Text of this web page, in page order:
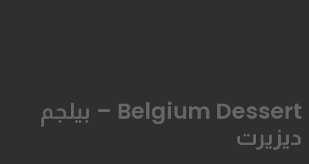
Belgium Dessert – بيلجم
ديزيرت